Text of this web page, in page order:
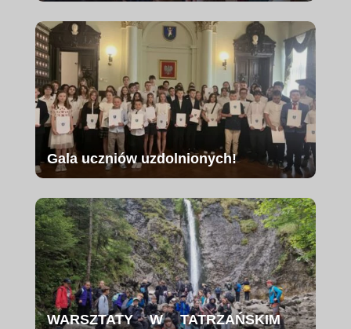
Gala uczniów uzdolnionych!
WARSZTATY W TATRZAŃSKIM